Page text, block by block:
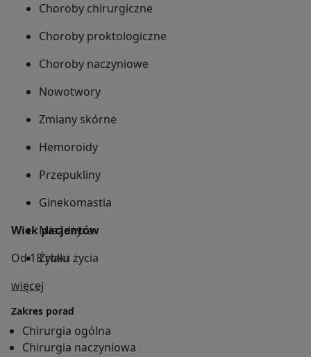
Choroby chirurgiczne
Choroby proktologiczne
Choroby naczyniowe
Nowotwory
Zmiany skórne
Hemoroidy
Przepukliny
Ginekomastia
Miażdżyca
Żylaki
Wiek pacjentów
Od 18 roku życia
więcej
Zakres porad
Chirurgia ogólna
Chirurgia naczyniowa